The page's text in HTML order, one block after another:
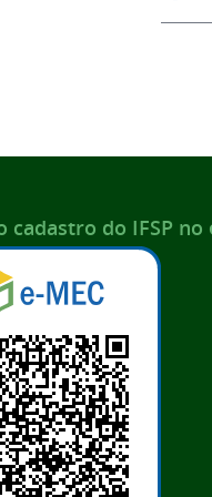
cadastro do IFSP no